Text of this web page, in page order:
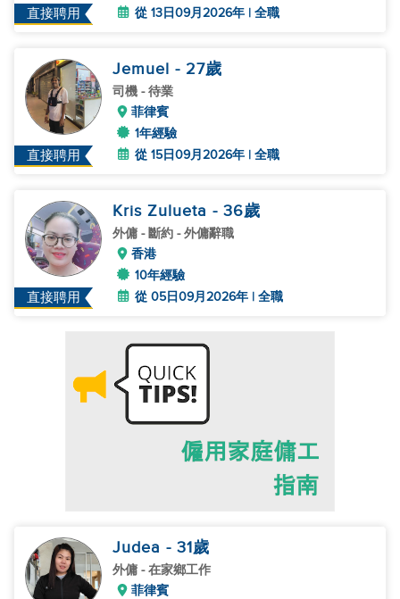
直接聘用
從 13日09月2026年 | 全職
直接聘用
Jemuel - 27歲
司機 - 待業
菲律賓
1年經驗
從 15日09月2026年 | 全職
直接聘用
Kris Zulueta - 36歲
外傭 - 斷約 - 外傭辭職
香港
10年經驗
從 05日09月2026年 | 全職
Judea - 31歲
外傭 - 在家鄉工作
菲律賓